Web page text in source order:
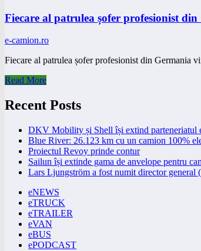
Fiecare al patrulea șofer profesionist
e-camion.ro
Fiecare al patrulea șofer profesionist din Germania
Read More
Recent Posts
DKV Mobility și Shell își extind parteneriatul
Blue River: 26.123 km cu un camion 100%
Proiectul Revoy prinde contur
Sailun își extinde gama de anvelope pentru
Lars Ljungström a fost numit director general
eNEWS
eTRUCK
eTRAILER
eVAN
eBUS
ePODCAST